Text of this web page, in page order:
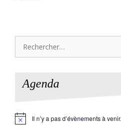
Agenda
N
Il n’y a pas d’évènements à venir.